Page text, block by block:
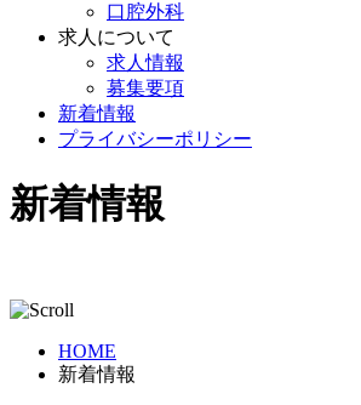
口腔外科
求人について
求人情報
募集要項
新着情報
プライバシーポリシー
新着情報
HOME
新着情報